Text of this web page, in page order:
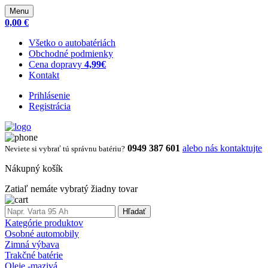
Menu
0,00 €
Všetko o autobatériách
Obchodné podmienky
Cena dopravy 4,99€
Kontakt
Prihlásenie
Registrácia
Neviete si vybrať tú správnu batériu? 0949 387 601 alebo nás kontaktujte
Nákupný košík
Zatiaľ nemáte vybratý žiadny tovar
Hľadať
Kategórie produktov
Osobné automobily
Zimná výbava
Trakčné batérie
Oleje -mazivá